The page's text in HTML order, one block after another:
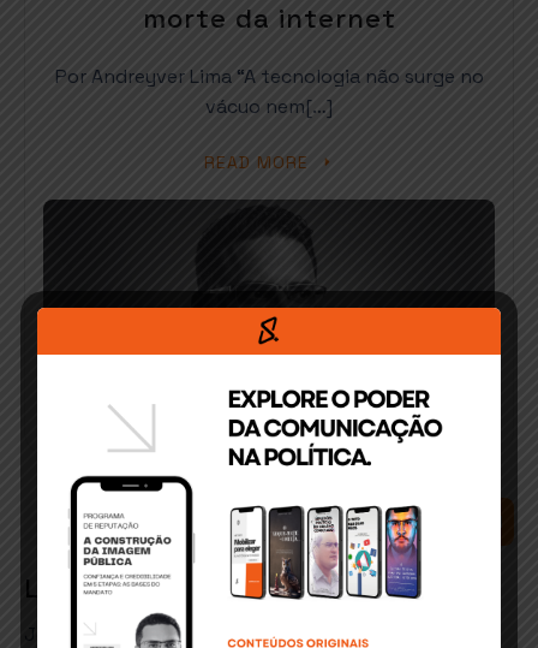
morte da internet
Por Andreyver Lima “A tecnologia não surge no
vácuo nem[…]
READ MORE
Latest Comments
José Matos conceicaoemITABUNA: Secretário de